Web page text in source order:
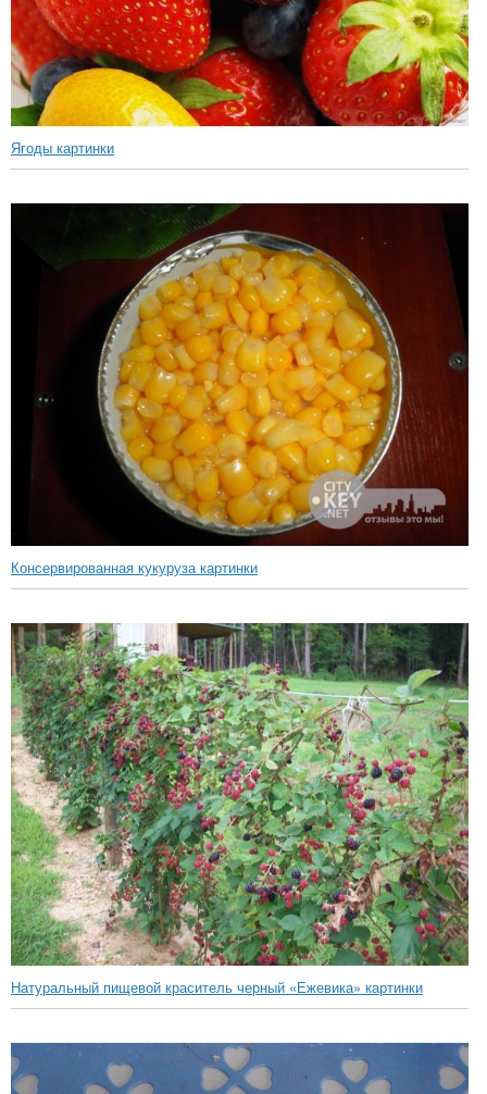
Ягоды картинки
Консервированная кукуруза картинки
Натуральный пищевой краситель черный «Ежевика» картинки